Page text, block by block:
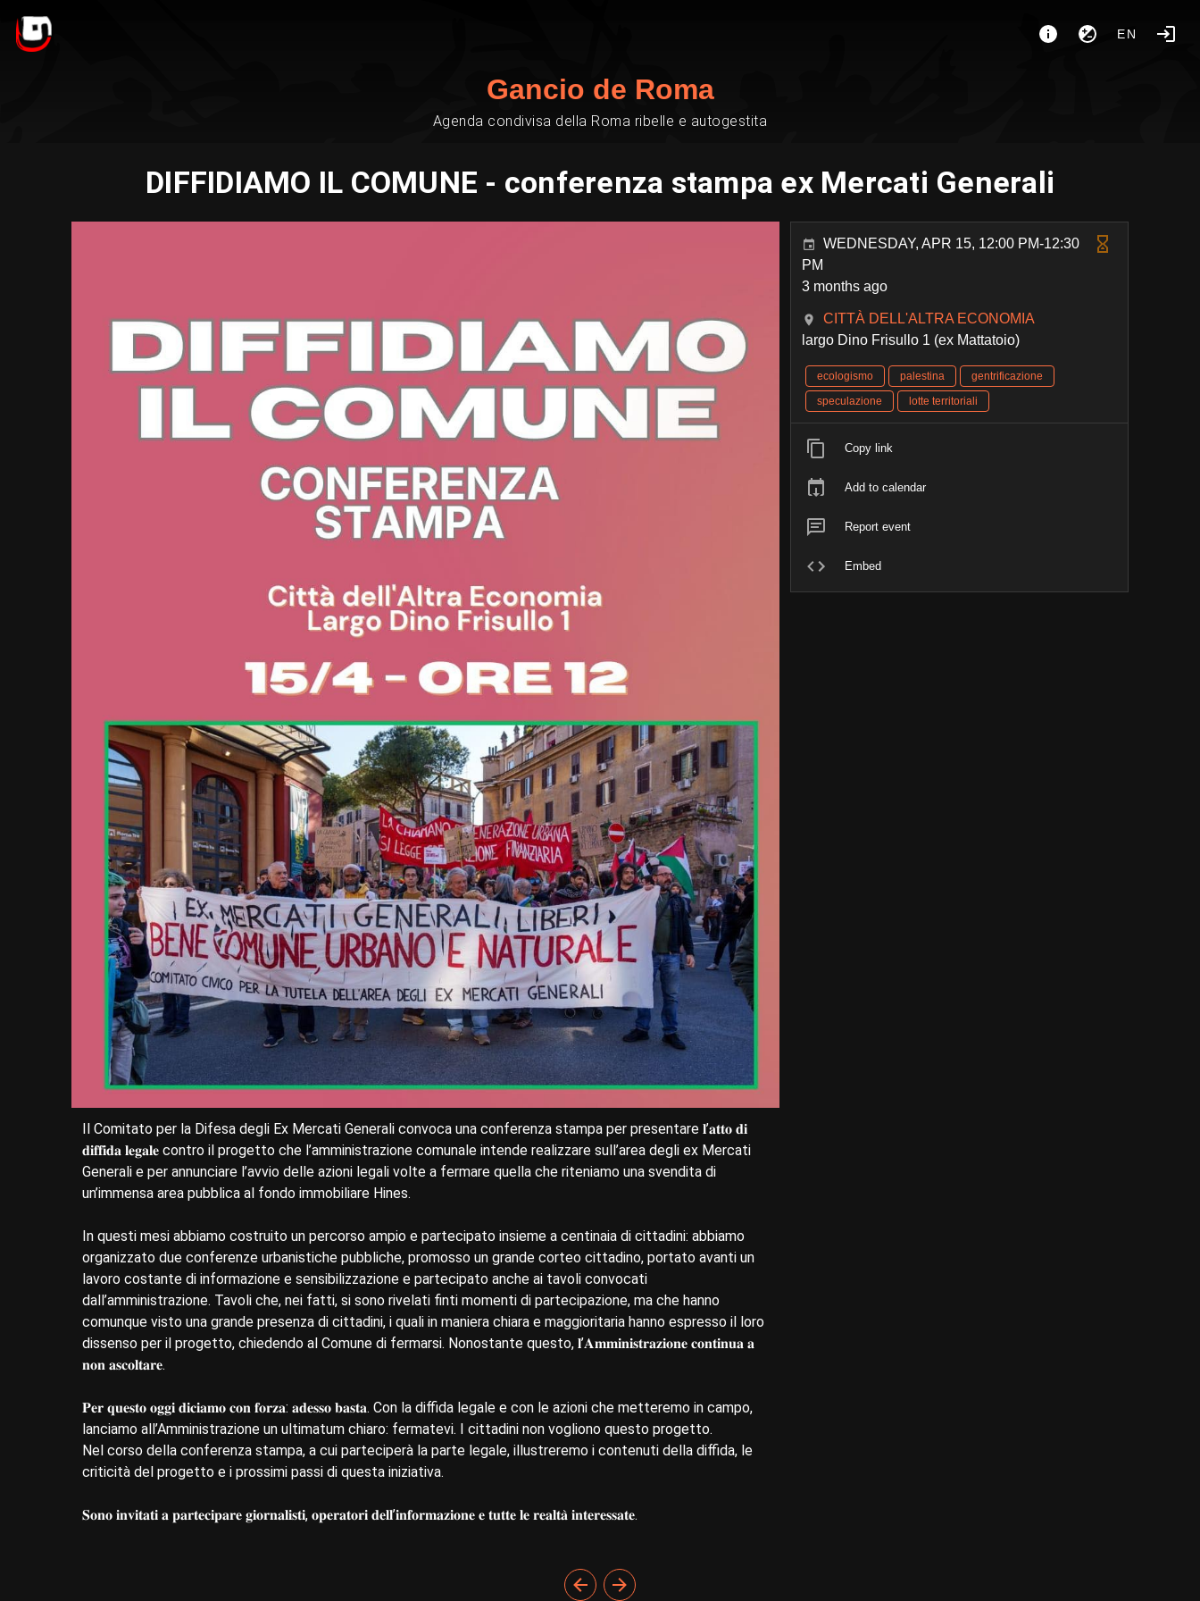
EN
Gancio de Roma
Agenda condivisa della Roma ribelle e autogestita
DIFFIDIAMO IL COMUNE - conferenza stampa ex Mercati Generali
Il Comitato per la Difesa degli Ex Mercati Generali convoca una conferenza stampa per presentare 𝐥’𝐚𝐭𝐭𝐨 𝐝𝐢
𝐝𝐢𝐟𝐟𝐢𝐝𝐚 𝐥𝐞𝐠𝐚𝐥𝐞 contro il progetto che l’amministrazione comunale intende realizzare sull’area degli ex Mercati
Generali e per annunciare l’avvio delle azioni legali volte a fermare quella che riteniamo una svendita di
un’immensa area pubblica al fondo immobiliare Hines.
In questi mesi abbiamo costruito un percorso ampio e partecipato insieme a centinaia di cittadini: abbiamo
organizzato due conferenze urbanistiche pubbliche, promosso un grande corteo cittadino, portato avanti un
lavoro costante di informazione e sensibilizzazione e partecipato anche ai tavoli convocati
dall’amministrazione. Tavoli che, nei fatti, si sono rivelati finti momenti di partecipazione, ma che hanno
comunque visto una grande presenza di cittadini, i quali in maniera chiara e maggioritaria hanno espresso il loro
dissenso per il progetto, chiedendo al Comune di fermarsi. Nonostante questo, 𝐥’𝐀𝐦𝐦𝐢𝐧𝐢𝐬𝐭𝐫𝐚𝐳𝐢𝐨𝐧𝐞 𝐜𝐨𝐧𝐭𝐢𝐧𝐮𝐚 𝐚
𝐧𝐨𝐧 𝐚𝐬𝐜𝐨𝐥𝐭𝐚𝐫𝐞.
𝐏𝐞𝐫 𝐪𝐮𝐞𝐬𝐭𝐨 𝐨𝐠𝐠𝐢 𝐝𝐢𝐜𝐢𝐚𝐦𝐨 𝐜𝐨𝐧 𝐟𝐨𝐫𝐳𝐚: 𝐚𝐝𝐞𝐬𝐬𝐨 𝐛𝐚𝐬𝐭𝐚. Con la diffida legale e con le azioni che metteremo in campo,
lanciamo all’Amministrazione un ultimatum chiaro: fermatevi. I cittadini non vogliono questo progetto.
Nel corso della conferenza stampa, a cui parteciperà la parte legale, illustreremo i contenuti della diffida, le
criticità del progetto e i prossimi passi di questa iniziativa.
𝐒𝐨𝐧𝐨 𝐢𝐧𝐯𝐢𝐭𝐚𝐭𝐢 𝐚 𝐩𝐚𝐫𝐭𝐞𝐜𝐢𝐩𝐚𝐫𝐞 𝐠𝐢𝐨𝐫𝐧𝐚𝐥𝐢𝐬𝐭𝐢, 𝐨𝐩𝐞𝐫𝐚𝐭𝐨𝐫𝐢 𝐝𝐞𝐥𝐥’𝐢𝐧𝐟𝐨𝐫𝐦𝐚𝐳𝐢𝐨𝐧𝐞 𝐞 𝐭𝐮𝐭𝐭𝐞 𝐥𝐞 𝐫𝐞𝐚𝐥𝐭𝐚̀ 𝐢𝐧𝐭𝐞𝐫𝐞𝐬𝐬𝐚𝐭𝐞.
WEDNESDAY, APR 15, 12:00 PM-12:30
PM
3 months ago
CITTÀ DELL'ALTRA ECONOMIA
largo Dino Frisullo 1 (ex Mattatoio)
ecologismo palestina
gentrificazione
speculazione
lotte territoriali
Copy link
Add to calendar
Report event
Embed